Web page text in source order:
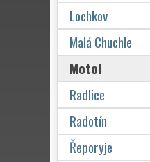
Lochkov
Malá Chuchle
Motol
Radlice
Radotín
Řeporyje